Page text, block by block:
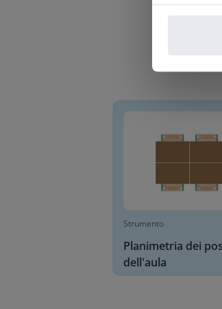
Strumento
Planimetria dei
dell'aula